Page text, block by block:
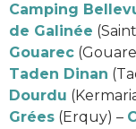
Camping
de Galinée
Gouarec
Taden Dinan
Dourdu
Grées (Erquy) –